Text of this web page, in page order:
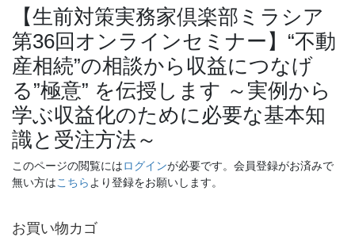
【生前対策実務家倶楽部ミラシア
第36回オンラインセミナー】“不動
産相続”の相談から収益につなげ
る”極意” を伝授します ～実例から
学ぶ収益化のために必要な基本知
識と受注方法～
このページの閲覧にはログインが必要です。会員登録がお済みで
無い方はこちら より登録をお願いします。
お買い物カゴ